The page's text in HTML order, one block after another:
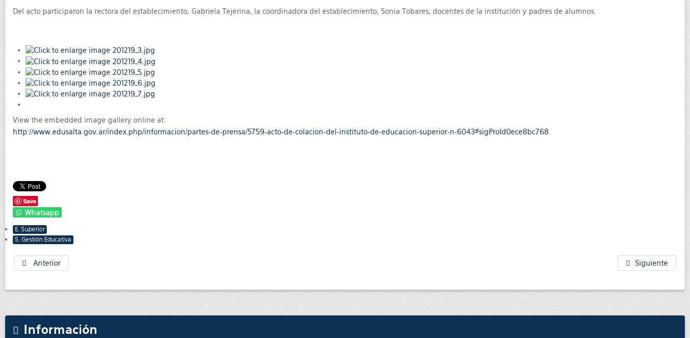
Del acto participaron la rectora del establecimiento, Gabriela Tejerina, la coordinadora del establecimiento, Sonia Tobares, docentes de la institución y padres de alumnos.
View the embedded image gallery online at:
http://www.edusalta.gov.ar/index.php/informacion/partes-de-prensa/5759-acto-de-colacion-del-instituto-de-educacion-superior-n-6043#sigProId0ece8bc768
Save
Whatsapp
E. Superior
S. Gestión Educativa
Anterior Siguiente
Información